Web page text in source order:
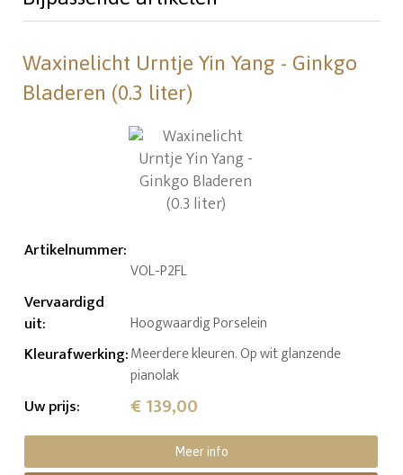
Waxinelicht Urntje Yin Yang - Ginkgo
Bladeren (0.3 liter)
Artikelnummer:
VOL-P2FL
Vervaardigd
uit: Hoogwaardig Porselein
Kleurafwerking:Meerdere kleuren. Op wit glanzende
pianolak
Uw prijs: € 139,00
Meer info